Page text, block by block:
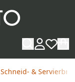
Schneid- &